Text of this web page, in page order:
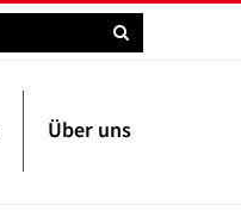
Über uns